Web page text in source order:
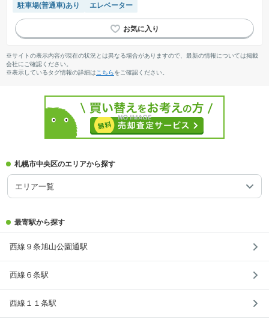
駐車場(普通車)あり
エレベーター
※サイトの表示内容が現在の状況とは異なる場合がありますので、最新の情報については掲載
会社にご確認ください。
※表示しているタグ情報の詳細は こちらをご確認ください。
札幌市中央区のエリアから探す
エリア一覧
最寄駅から探す
西線９条旭山公園通駅
西線６条駅
西線１１条駅